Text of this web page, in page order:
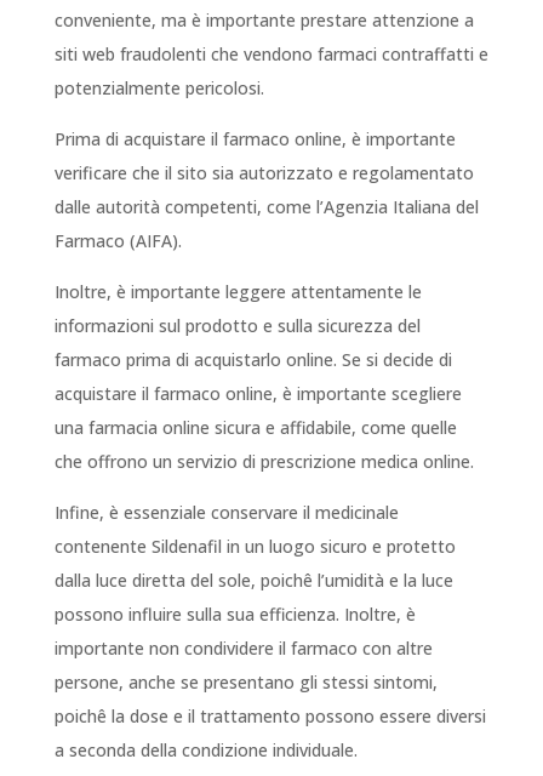
conveniente, ma è importante prestare attenzione a
siti web fraudolenti che vendono farmaci contraffatti e
potenzialmente pericolosi.
Prima di acquistare il farmaco online, è importante
verificare che il sito sia autorizzato e regolamentato
dalle autorità competenti, come l’Agenzia Italiana del
Farmaco (AIFA).
Inoltre, è importante leggere attentamente le
informazioni sul prodotto e sulla sicurezza del
farmaco prima di acquistarlo online. Se si decide di
acquistare il farmaco online, è importante scegliere
una farmacia online sicura e affidabile, come quelle
che offrono un servizio di prescrizione medica online.
Infine, è essenziale conservare il medicinale
contenente Sildenafil in un luogo sicuro e protetto
dalla luce diretta del sole, poichê l’umidità e la luce
possono influire sulla sua efficienza. Inoltre, è
importante non condividere il farmaco con altre
persone, anche se presentano gli stessi sintomi,
poichê la dose e il trattamento possono essere diversi
a seconda della condizione individuale.